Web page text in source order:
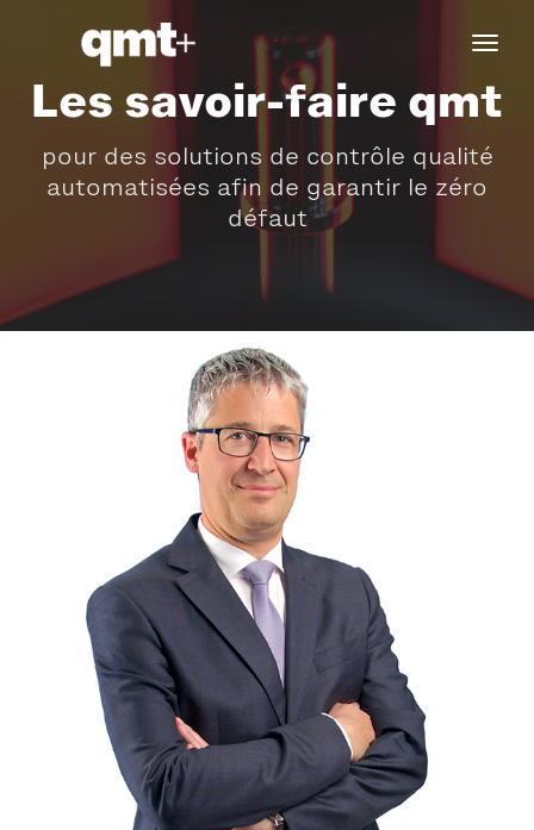
Les savoir-faire qmt
pour des solutions de contrôle qualité
automatisées afin de garantir le zéro
défaut